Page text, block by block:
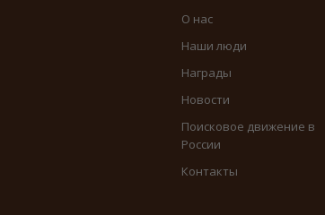
О нас
Наши люди
Награды
Новости
Поисковое движение в
России
Контакты